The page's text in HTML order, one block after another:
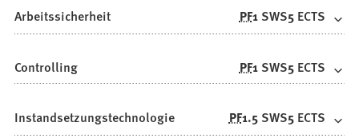
Arbeitssicherheit PF1 SWS5 ECTS
Controlling PF1 SWS5 ECTS
Instandsetzungstechnologie PF1.5 SWS5 ECTS